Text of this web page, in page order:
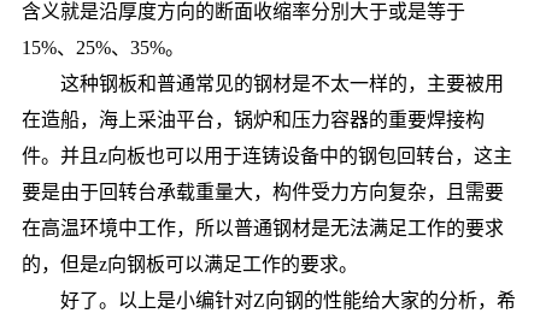
含义就是沿厚度方向的断面收缩率分別大于或是等于
15%、25%、35%。
这种钢板和普通常见的钢材是不太一样的，主要被用
在造船，海上采油平台，锅炉和压力容器的重要焊接构
件。并且z向板也可以用于连铸设备中的钢包回转台，这主
要是由于回转台承载重量大，构件受力方向复杂，且需要
在高温环境中工作，所以普通钢材是无法满足工作的要求
的，但是z向钢板可以满足工作的要求。
好了。以上是小编针对Z向钢的性能给大家的分析，希